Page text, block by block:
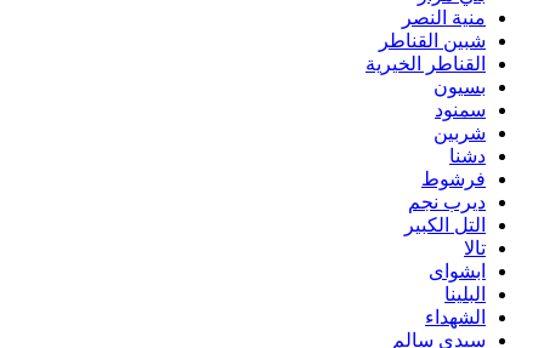
منية النصر
شبين القناطر
القناطر الخيرية
بسيون
سمنود
شربين
دشنا
فرشوط
ديرب نجم
التل الكبير
تالا
ابشواى
البلينا
الشهداء
سيدي سالم